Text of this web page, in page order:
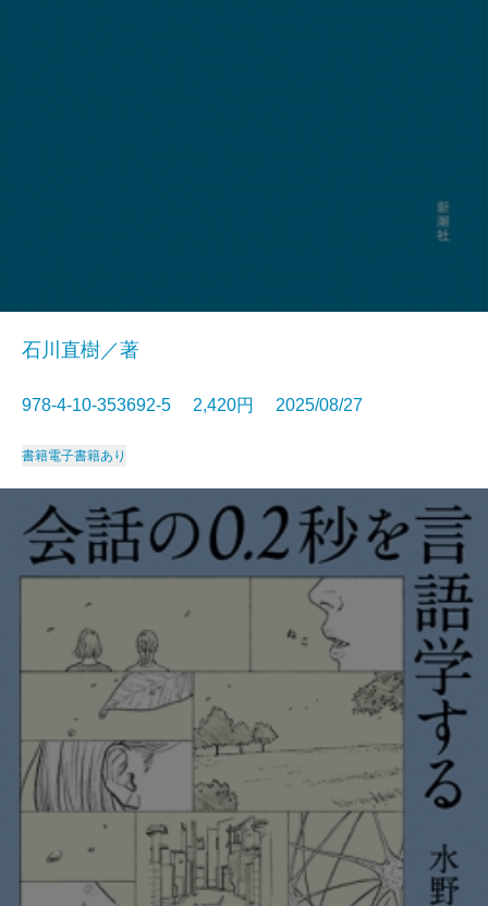
石川直樹／著
978-4-10-353692-5 2,420円 2025/08/27
書籍電子書籍あり